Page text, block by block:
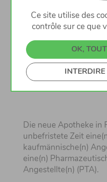
Veuillez envoyer
photo à l’adresse e-
Die neue Apotheke in
unbefristete Zeit
kaufmännische(n)
eine(n)
Angestellte(n) (PTA).
Ce site utilise des
contrôle sur ce que
OK,
INTERDIRE